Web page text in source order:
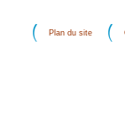
Plan du site